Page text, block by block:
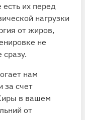
их перед
нагрузки
от жиров,
не
нам
за счет
в вашем
от